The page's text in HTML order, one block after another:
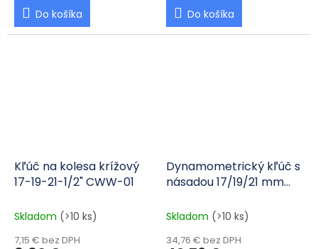
Do košíka Do košíka
Kľúč na kolesa krížový
17-19-21-1/2" CWW-01
Skladom (>10 ks)
7,15 € bez DPH
Dynamometrický kľúč s
násadou 17/19/21 mm
Skladom (>10 ks)
34,76 € bez DPH